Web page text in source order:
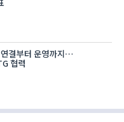
결부터 운영까지…
협력